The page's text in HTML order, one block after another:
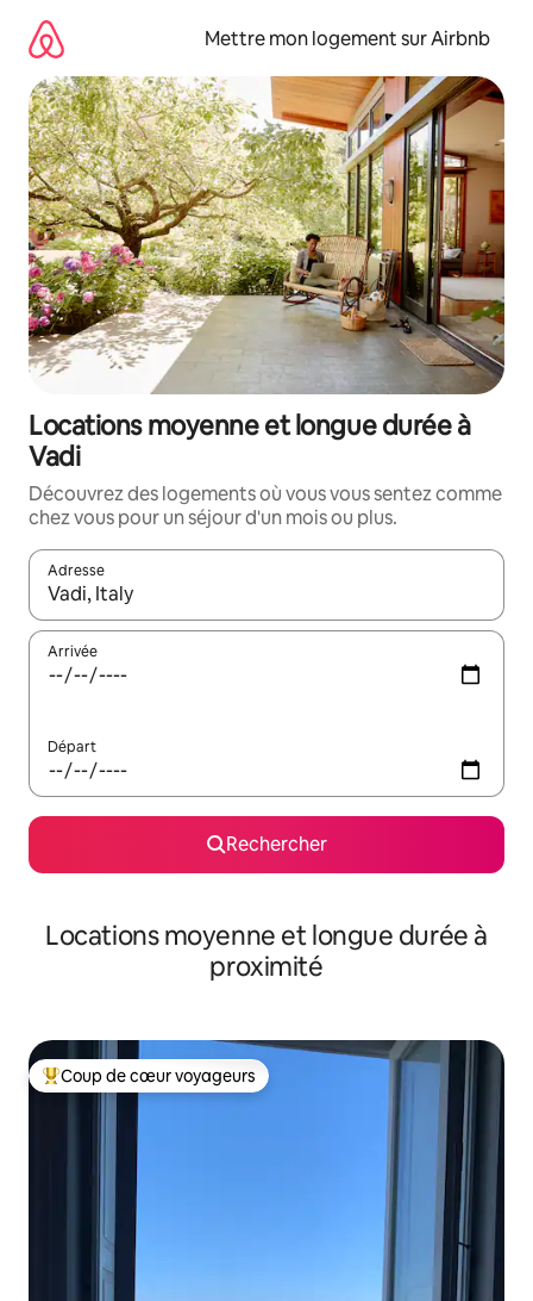
directement
contenu
Mettre mon logement sur Airbnb
Locations moyenne et longue durée à
Vadi
Découvrez des logements où vous vous sentez comme
chez vous pour un séjour d'un mois ou plus.
Adresse
Lorsque les résultats s'affichent, utilisez les flèches vers le
Arrivée
Départ
Rechercher
Locations moyenne et longue durée à
proximité
Coups de cœur voyageurs les plus appréciés
Coup de cœur voyageurs